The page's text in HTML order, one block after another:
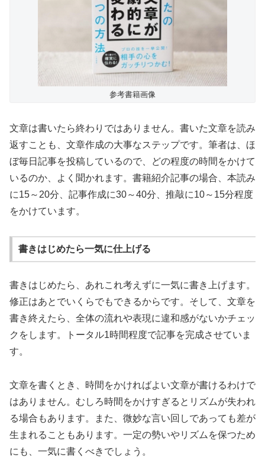
参考書籍画像
文章は書いたら終わりではありません。書いた文章を読み
返すことも、文章作成の大事なステップです。筆者は、ほ
ぼ毎日記事を投稿しているので、どの程度の時間をかけて
いるのか、よく聞かれます。書籍紹介記事の場合、本読み
に15～20分、記事作成に30～40分、推敲に10～15分程度
をかけています。
書きはじめたら一気に仕上げる
書きはじめたら、あれこれ考えずに一気に書き上げます。
修正はあとでいくらでもできるからです。そして、文章を
書き終えたら、全体の流れや表現に違和感がないかチェッ
クをします。トータル1時間程度で記事を完成させていま
す。
文章を書くとき、時間をかければよい文章が書けるわけで
はありません。むしろ時間をかけすぎるとリズムが失われ
る場合もあります。また、微妙な言い回しであっても差が
生まれることもあります。一定の勢いやリズムを保つため
にも、一気に書くべきでしょう。